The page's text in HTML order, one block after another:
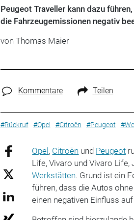
Peugeot Traveller kann dazu
die Fahrzeugemissionen negativ
von Thomas Maier
Kommentare Teilen
#Rückruf #Opel #Citroën #Peugeot
Opel, Citroën und Peugeot
Life, Vivaro und Vivaro
Werkstätten. Grund ist ein
führen, dass die Autos
einen negativen Einfluss